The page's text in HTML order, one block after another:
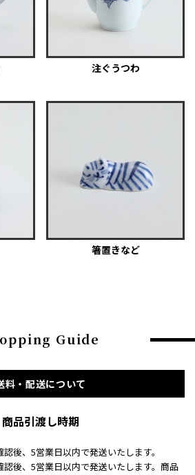
注ぐうつわ
箸置きなど
Guide
料・配送について
商品引渡し時期
後、5営業日以内で発送いたします。
後、5営業日以内で発送いたします。商品